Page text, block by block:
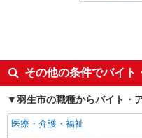
入社日応相談
経験者・有資格者歓迎
女性活躍中
フリーター歓迎
その他の条件でバイト
羽生市の職種からバイト・
医療・介護・福祉